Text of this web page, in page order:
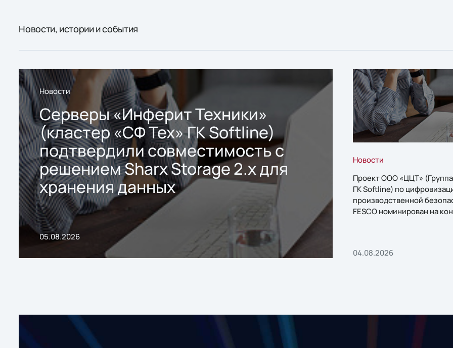
Новости, истории и события
Новости
Серверы «Инферит Техники»
(кластер «СФ Тех» ГК Softline)
подтвердили совместимость с
решением Sharx Storage 2.x для
хранения данных
05.08.2026
Новости
Проект ООО «ЦЦТ»
ГК Softline) по
производственной
FESCO номинирован на
04.08.2026